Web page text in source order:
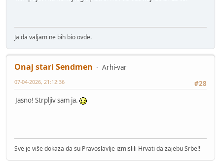
Ja da valjam ne bih bio ovde.
Onaj stari Sendmen
Arhi-var
#28
07-04-2026, 21:12:36
Jasno! Strpljiv sam ja.
Sve je više dokaza da su Pravoslavlje izmislili Hrvati da zajebu Srbe!!